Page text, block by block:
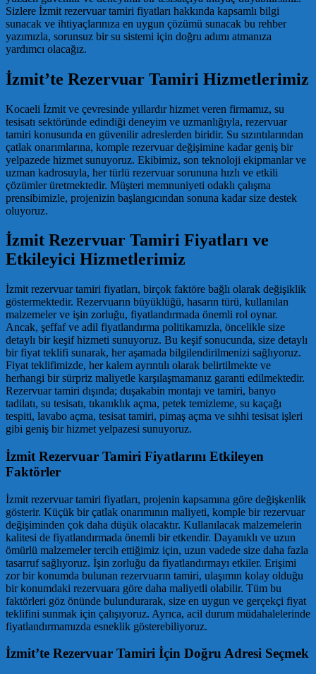
Sizlere İzmit rezervuar tamiri fiyatları hakkında kapsamlı bilgi
sunacak ve ihtiyaçlarınıza en uygun çözümü sunacak bu rehber
yazımızla, sorunsuz bir su sistemi için doğru adımı atmanıza
yardımcı olacağız.
İzmit’te Rezervuar Tamiri Hizmetlerimiz
Kocaeli İzmit ve çevresinde yıllardır hizmet veren firmamız, su
tesisatı sektöründe edindiği deneyim ve uzmanlığıyla, rezervuar
tamiri konusunda en güvenilir adreslerden biridir. Su sızıntılarından
çatlak onarımlarına, komple rezervuar değişimine kadar geniş bir
yelpazede hizmet sunuyoruz. Ekibimiz, son teknoloji ekipmanlar ve
uzman kadrosuyla, her türlü rezervuar sorununa hızlı ve etkili
çözümler üretmektedir. Müşteri memnuniyeti odaklı çalışma
prensibimizle, projenizin başlangıcından sonuna kadar size destek
oluyoruz.
İzmit Rezervuar Tamiri Fiyatları ve
Etkileyici Hizmetlerimiz
İzmit rezervuar tamiri fiyatları, birçok faktöre bağlı olarak değişiklik
göstermektedir. Rezervuarın büyüklüğü, hasarın türü, kullanılan
malzemeler ve işin zorluğu, fiyatlandırmada önemli rol oynar.
Ancak, şeffaf ve adil fiyatlandırma politikamızla, öncelikle size
detaylı bir keşif hizmeti sunuyoruz. Bu keşif sonucunda, size detaylı
bir fiyat teklifi sunarak, her aşamada bilgilendirilmenizi sağlıyoruz.
Fiyat teklifimizde, her kalem ayrıntılı olarak belirtilmekte ve
herhangi bir sürpriz maliyetle karşılaşmamanız garanti edilmektedir.
Rezervuar tamiri dışında; duşakabin montajı ve tamiri, banyo
tadilatı, su tesisatı, tıkanıklık açma, petek temizleme, su kaçağı
tespiti, lavabo açma, tesisat tamiri, pimaş açma ve sıhhi tesisat işleri
gibi geniş bir hizmet yelpazesi sunuyoruz.
İzmit Rezervuar Tamiri Fiyatlarını Etkileyen
Faktörler
İzmit rezervuar tamiri fiyatları, projenin kapsamına göre değişkenlik
gösterir. Küçük bir çatlak onarımının maliyeti, komple bir rezervuar
değişiminden çok daha düşük olacaktır. Kullanılacak malzemelerin
kalitesi de fiyatlandırmada önemli bir etkendir. Dayanıklı ve uzun
ömürlü malzemeler tercih ettiğimiz için, uzun vadede size daha fazla
tasarruf sağlıyoruz. İşin zorluğu da fiyatlandırmayı etkiler. Erişimi
zor bir konumda bulunan rezervuarın tamiri, ulaşımın kolay olduğu
bir konumdaki rezervuara göre daha maliyetli olabilir. Tüm bu
faktörleri göz önünde bulundurarak, size en uygun ve gerçekçi fiyat
teklifini sunmak için çalışıyoruz. Ayrıca, acil durum müdahalelerinde
fiyatlandırmamızda esneklik gösterebiliyoruz.
İzmit’te Rezervuar Tamiri İçin Doğru Adresi Seçmek